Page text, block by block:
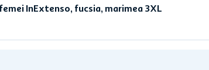
InExtenso, fucsia, marimea 3XL